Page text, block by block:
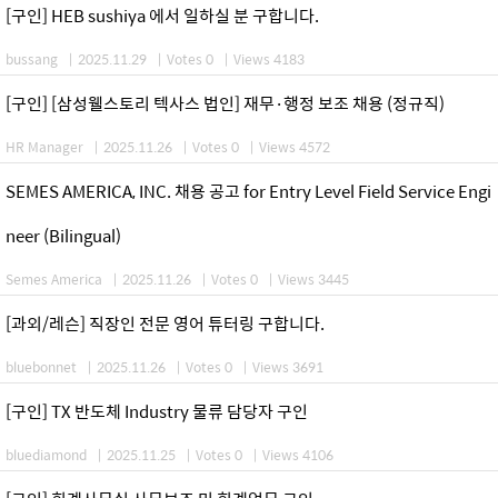
[구인] HEB sushiya 에서 일하실 분 구합니다.
bussang | 2025.11.29 | Votes 0 | Views 4183
[구인] [삼성웰스토리 텍사스 법인] 재무·행정 보조 채용 (정규직)
HR Manager | 2025.11.26 | Votes 0 | Views 4572
SEMES AMERICA, INC. 채용 공고 for Entry Level Field Service Engi
neer (Bilingual)
Semes America | 2025.11.26 | Votes 0 | Views 3445
[과외/레슨] 직장인 전문 영어 튜터링 구합니다.
bluebonnet | 2025.11.26 | Votes 0 | Views 3691
[구인] TX 반도체 Industry 물류 담당자 구인
bluediamond | 2025.11.25 | Votes 0 | Views 4106